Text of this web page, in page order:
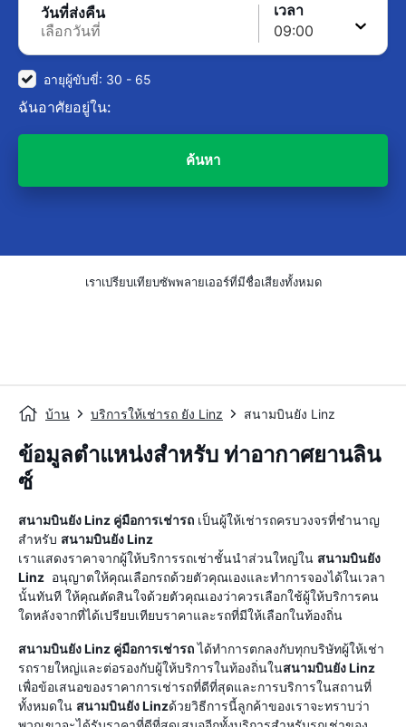
วันที่ส่งคืน เวลา
อายุผู้ขับขี่: 30 - 65
ฉันอาศัยอยู่ใน:
ค้นหา
เราเปรียบเทียบซัพพลายเออร์ที่มีชื่อเสียงทั้งหมด
บ้าน บริการให้เช่ารถ ยัง Linz สนามบินยัง Linz
ข้อมูลตำแหน่งสำหรับ ท่าอากาศยานลิน
ซ์
สนามบินยัง Linz คู่มือการเช่ารถ เป็นผู้ให้เช่ารถครบวงจรที่ชำนาญ
สำหรับ สนามบินยัง Linz
เราแสดงราคาจากผู้ให้บริการรถเช่าชั้นนำส่วนใหญ่ใน สนามบินยัง
Linz อนุญาตให้คุณเลือกรถด้วยตัวคุณเองและทำการจองได้ในเวลา
นั้นทันที ให้คุณตัดสินใจด้วยตัวคุณเองว่าควรเลือกใช้ผู้ให้บริการคน
ใดหลังจากที่ได้เปรียบเทียบราคาและรถที่มีให้เลือกในท้องถิ่น
สนามบินยัง Linz คู่มือการเช่ารถได้ทำการตกลงกับทุกบริษัทผู้ให้เช่า
รถรายใหญ่และต่อรองกับผู้ให้บริการในท้องถิ่นในสนามบินยัง Linz
เพื่อข้อเสนอของราคาการเช่ารถที่ดีที่สุดและการบริการในสถานที่
ทั้งหมดใน สนามบินยัง Linzด้วยวิธีการนี้ลูกค้าของเราจะทราบว่า